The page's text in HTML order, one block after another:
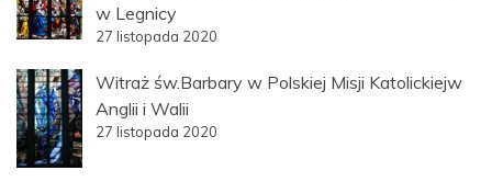
w Legnicy
27 listopada 2020
Witraż św.Barbary w Polskiej Misji Katolickiejw
Anglii i Walii
27 listopada 2020